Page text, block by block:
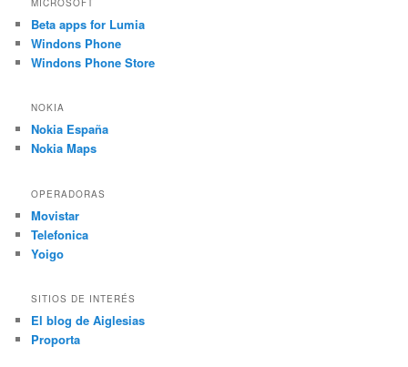
Beta apps for Lumia
Windons Phone
Windons Phone Store
NOKIA
Nokia España
Nokia Maps
OPERADORAS
Movistar
Telefonica
Yoigo
SITIOS DE INTERÉS
El blog de Aiglesias
Proporta